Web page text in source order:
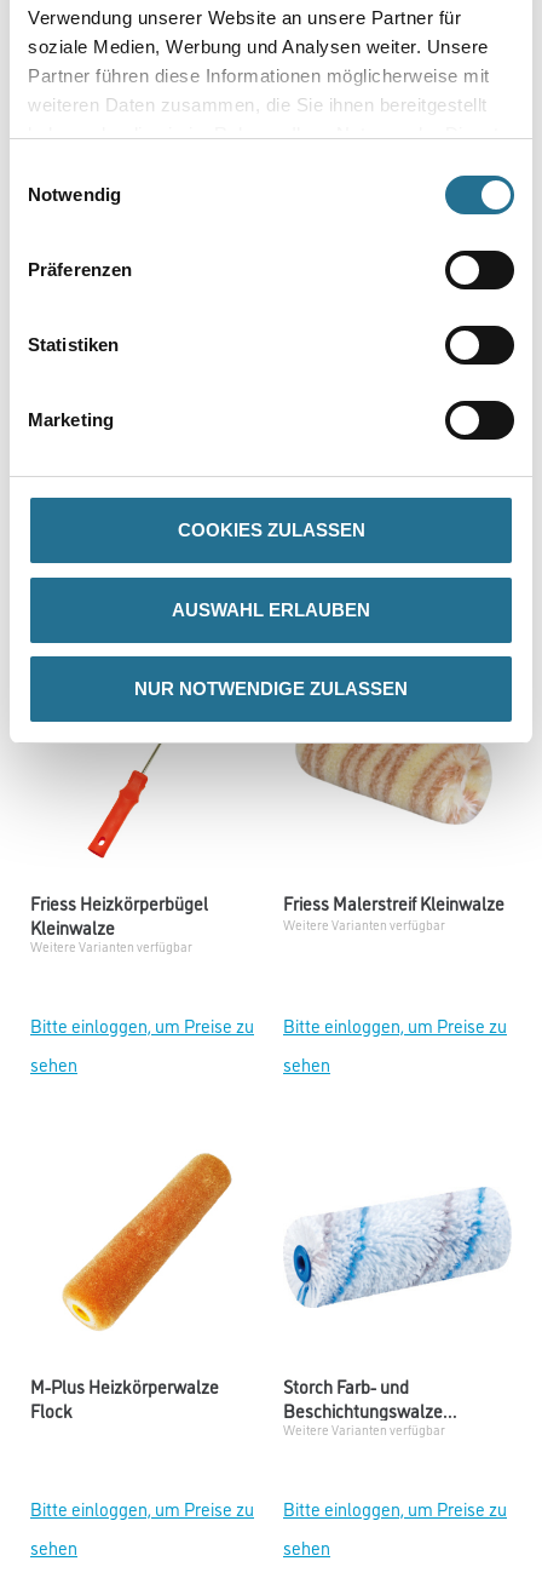
Verwendung unserer Website an unsere Partner für
soziale Medien, Werbung und Analysen weiter. Unsere
Partner führen diese Informationen möglicherweise mit
weiteren Daten zusammen, die Sie ihnen bereitgestellt
haben oder die sie im Rahmen Ihrer Nutzung der Dienste
Notwendig
Präferenzen
Statistiken
Marketing
COOKIES ZULASSEN
AUSWAHL ERLAUBEN
NUR NOTWENDIGE ZULASSEN
Gepolstert
Bitte einloggen, um Preise zu
sehen
Bitte einloggen, um Preise zu
sehen
Storch Farb- und
Bitte einloggen, um Preise zu
sehen
M-Plus softTouch Maler-
Bitte einloggen, um Preise zu
sehen
Friess Heizkörperbügel
Kleinwalze
Weitere Varianten verfügbar
Bitte einloggen, um Preise zu
sehen
Friess Malerstreif Kleinwalze
Weitere Varianten verfügbar
Bitte einloggen, um Preise zu
sehen
M-Plus Heizkörperwalze
Flock
Bitte einloggen, um Preise zu
sehen
Storch Farb- und
Beschichtungswalze
Polyamid
Weitere Varianten verfügbar
Bitte einloggen, um Preise zu
sehen